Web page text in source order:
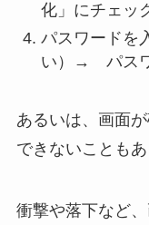
化」にチェッ
パスワードを
い）→ パス
あるいは、画面
できないこともあ
衝撃や落下など